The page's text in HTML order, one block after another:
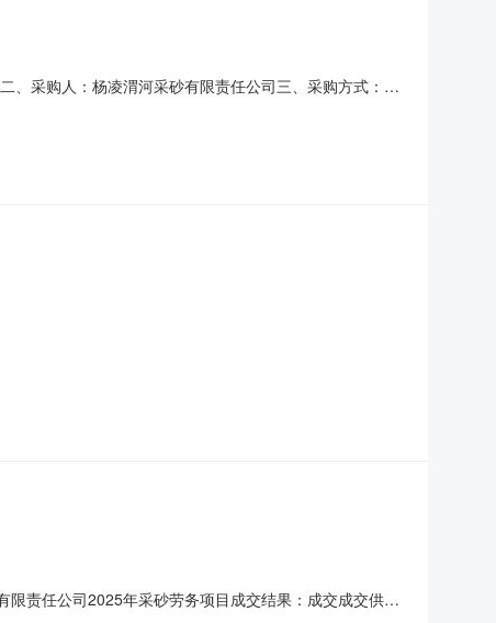
、采购人：杨凌渭河采砂有限责任公司三、采购方式：询
最高限价：330元/车（本费用包含每车污泥拉运及处置
责任公司2025年采砂劳务项目成交结果：成交成交供应